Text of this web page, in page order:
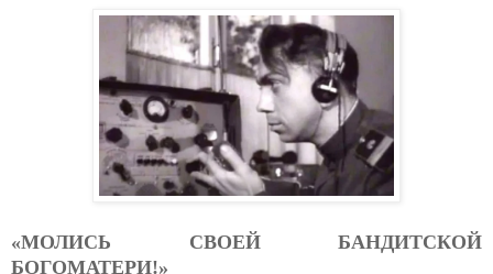
«МОЛИСЬ СВОЕЙ БАНДИТСКОЙ
БОГОМАТЕРИ!»